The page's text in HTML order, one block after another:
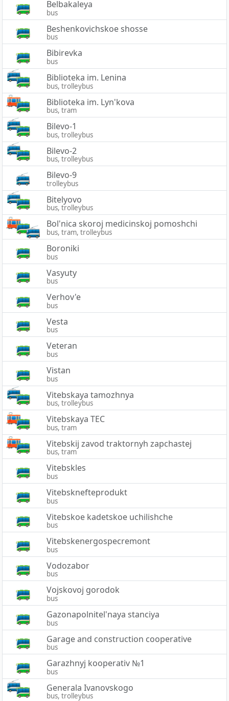
Belbakaleya
bus
Beshenkovichskoe shosse
bus
Bibirevka
bus
Biblioteka im. Lenina
bus, trolleybus
Biblioteka im. Lyn'kova
bus, tram
Bilevo-1
bus, trolleybus
Bilevo-2
bus, trolleybus
Bilevo-9
trolleybus
Bitelyovo
bus, trolleybus
Bol'nica skoroj medicinskoj pomoshchi
bus, tram, trolleybus
Boroniki
bus
Vasyuty
bus
Verhov'e
bus
Vesta
bus
Veteran
bus
Vistan
bus
Vitebskaya tamozhnya
bus, trolleybus
Vitebskaya TEC
bus, tram
Vitebskij zavod traktornyh zapchastej
bus, tram
Vitebskles
bus
Vitebsknefteprodukt
bus
Vitebskoe kadetskoe uchilishche
bus
Vitebskenergospecremont
bus
Vodozabor
bus
Vojskovoj gorodok
bus
Gazonapolnitel'naya stanciya
bus
Garage and construction cooperative
bus
Garazhnyj kooperativ №1
bus
Generala Ivanovskogo
bus, trolleybus